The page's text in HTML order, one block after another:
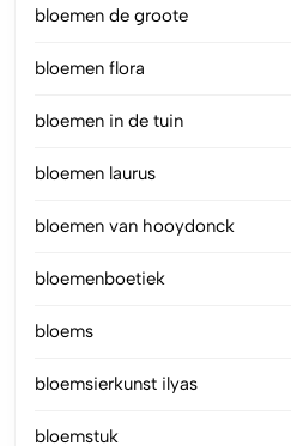
bloemen de groote
bloemen flora
bloemen in de tuin
bloemen laurus
bloemen van hooydonck
bloemenboetiek
bloems
bloemsierkunst ilyas
bloemstuk